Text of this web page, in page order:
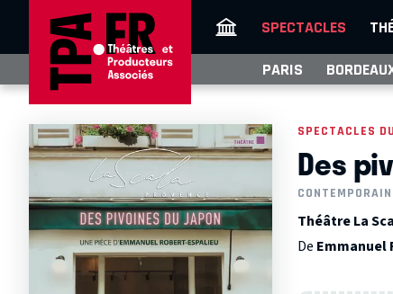
SPECTACLES
PARIS
SPECTACLES
Des
Théâtre La
De Emmanuel